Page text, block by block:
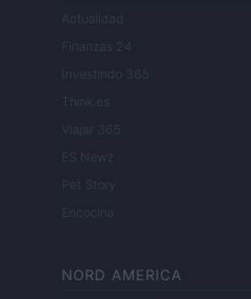
Actualidad
Finanzas 24
Investindo 365
Think.es
Viajar 365
ES Newz
Pet Story
Encocina
NORD AMERICA